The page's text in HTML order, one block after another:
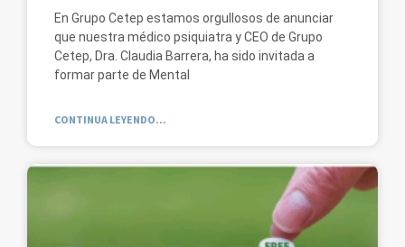
En Grupo Cetep estamos orgullosos de anunciar
que nuestra médico psiquiatra y CEO de Grupo
Cetep, Dra. Claudia Barrera, ha sido invitada a
formar parte de Mental
CONTINUA LEYENDO...